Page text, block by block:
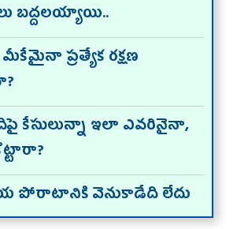
బద్దలయ్యాయి..
ప్రత్యేక రక్షణ
కేసులున్నా ఇలా ఎవరినైనా,
పోరాటానికి వెనుకాడేది లేదు